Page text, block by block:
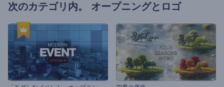
次のカテゴリ内。 オープニングとロゴ